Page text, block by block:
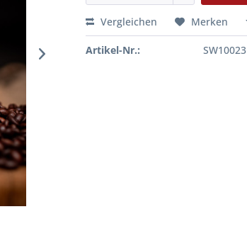
Vergleichen Merken
Artikel-Nr.: SW10023